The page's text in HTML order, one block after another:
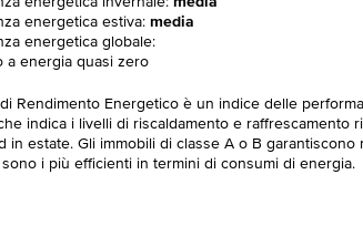
energetica estiva:media
energetica globale:
a energia quasi zero
di Rendimento Energetico è un indice delle
indica i livelli di riscaldamento e raffrescamento
in estate. Gli immobili di classe A o B garantiscono
i più efficienti in termini di consumi di energia.